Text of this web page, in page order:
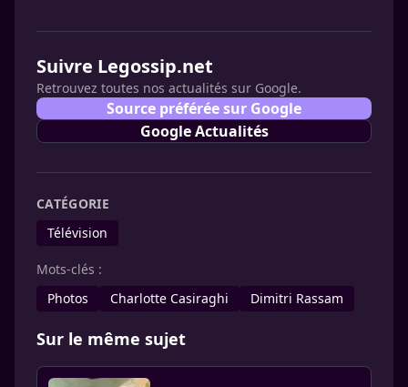
Suivre Legossip.net
Retrouvez toutes nos actualités sur Google.
Source préférée sur Google
Google Actualités
CATÉGORIE
Télévision
Mots-clés :
Photos
Charlotte Casiraghi Dimitri Rassam
Sur le même sujet